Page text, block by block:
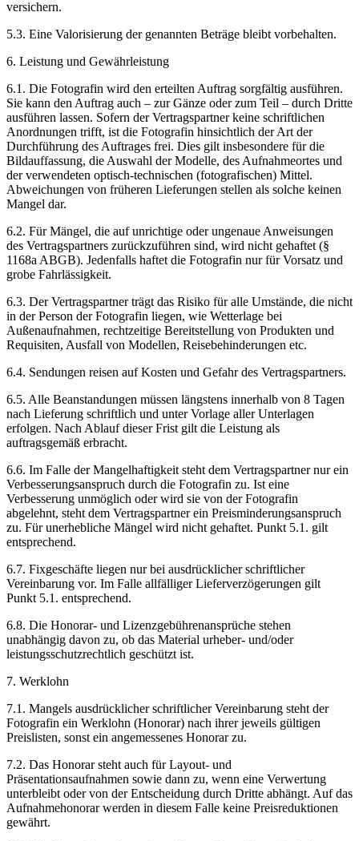
versichern.
5.3. Eine Valorisierung der genannten Beträge bleibt vorbehalten.
6. Leistung und Gewährleistung
6.1. Die Fotografin wird den erteilten Auftrag sorgfältig ausführen.
Sie kann den Auftrag auch – zur Gänze oder zum Teil – durch Dritte
ausführen lassen. Sofern der Vertragspartner keine schriftlichen
Anordnungen trifft, ist die Fotografin hinsichtlich der Art der
Durchführung des Auftrages frei. Dies gilt insbesondere für die
Bildauffassung, die Auswahl der Modelle, des Aufnahmeortes und
der verwendeten optisch-technischen (fotografischen) Mittel.
Abweichungen von früheren Lieferungen stellen als solche keinen
Mangel dar.
6.2. Für Mängel, die auf unrichtige oder ungenaue Anweisungen
des Vertragspartners zurückzuführen sind, wird nicht gehaftet (§
1168a ABGB). Jedenfalls haftet die Fotografin nur für Vorsatz und
grobe Fahrlässigkeit.
6.3. Der Vertragspartner trägt das Risiko für alle Umstände, die nicht
in der Person der Fotografin liegen, wie Wetterlage bei
Außenaufnahmen, rechtzeitige Bereitstellung von Produkten und
Requisiten, Ausfall von Modellen, Reisebehinderungen etc.
6.4. Sendungen reisen auf Kosten und Gefahr des Vertragspartners.
6.5. Alle Beanstandungen müssen längstens innerhalb von 8 Tagen
nach Lieferung schriftlich und unter Vorlage aller Unterlagen
erfolgen. Nach Ablauf dieser Frist gilt die Leistung als
auftragsgemäß erbracht.
6.6. Im Falle der Mangelhaftigkeit steht dem Vertragspartner nur ein
Verbesserungsanspruch durch die Fotografin zu. Ist eine
Verbesserung unmöglich oder wird sie von der Fotografin
abgelehnt, steht dem Vertragspartner ein Preisminderungsanspruch
zu. Für unerhebliche Mängel wird nicht gehaftet. Punkt 5.1. gilt
entsprechend.
6.7. Fixgeschäfte liegen nur bei ausdrücklicher schriftlicher
Vereinbarung vor. Im Falle allfälliger Lieferverzögerungen gilt
Punkt 5.1. entsprechend.
6.8. Die Honorar- und Lizenzgebührenansprüche stehen
unabhängig davon zu, ob das Material urheber- und/oder
leistungsschutzrechtlich geschützt ist.
7. Werklohn
7.1. Mangels ausdrücklicher schriftlicher Vereinbarung steht der
Fotografin ein Werklohn (Honorar) nach ihrer jeweils gültigen
Preislisten, sonst ein angemessenes Honorar zu.
7.2. Das Honorar steht auch für Layout- und
Präsentationsaufnahmen sowie dann zu, wenn eine Verwertung
unterbleibt oder von der Entscheidung durch Dritte abhängt. Auf das
Aufnahmehonorar werden in diesem Falle keine Preisreduktionen
gewährt.